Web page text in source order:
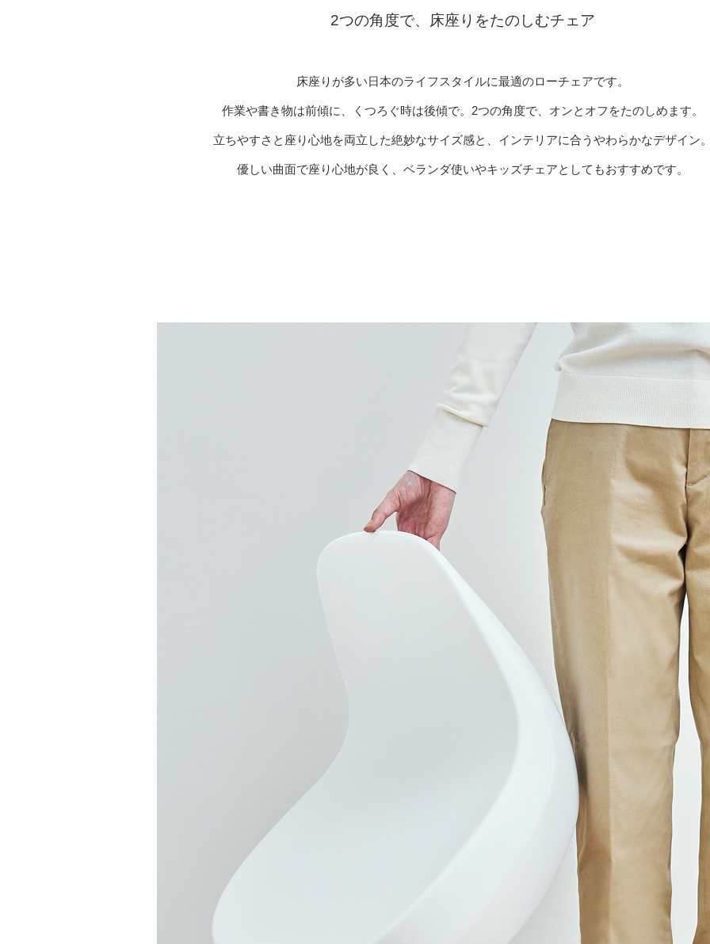
2つの角度で、 床座りをたのしむチェア
床座りが多い日本のライフスタイルに最適のローチェアです。
作業や書き物は前傾に、くつろぐ時は後傾で。 2つの角度で、オンとオフをたのしめます。
立ちやすさと座り心地を両立した絶妙なサイズ感と、 インテリアに合うやわらかなデザイン
優しい曲面で座り心地が良く、 ベランダ使いやキッズチェアとしてもおすすめです。